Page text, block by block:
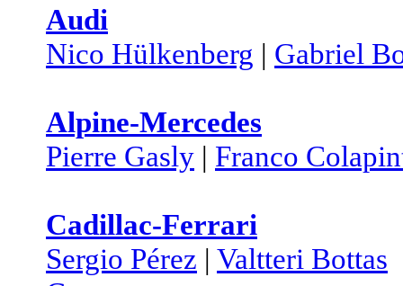
Audi
Nico Hülkenberg | Gabriel
Alpine-Mercedes
Pierre Gasly | Franco
Cadillac-Ferrari
Sergio Pérez | Valtteri Bottas